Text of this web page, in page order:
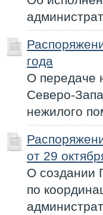
года
О передаче
Северо-
нежилого
от 29
О создании
по